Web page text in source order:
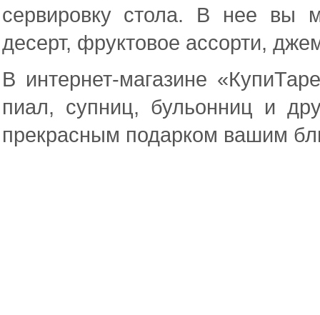
сервировку стола. В нее вы
десерт, фруктовое ассорти,
В интернет-магазине
пиал, супниц, бульонниц и
прекрасным подарком вашим